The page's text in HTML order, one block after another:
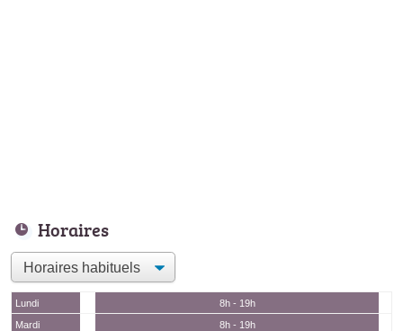
Horaires
Lundi
8h - 19h
Mardi
8h - 19h